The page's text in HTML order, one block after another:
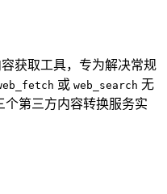
获取工具，专为解决常规
或 web_search 无
第三方内容转换服务实